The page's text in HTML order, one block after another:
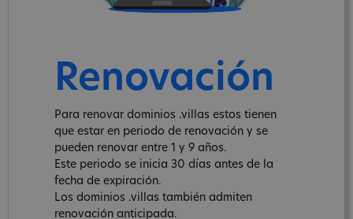
Renovación
Para renovar dominios .villas estos tienen
que estar en periodo de renovación y se
pueden renovar entre 1 y 9 años.
Este periodo se inicia 30 días antes de la
fecha de expiración.
Los dominios .villas también admiten
renovación anticipada.